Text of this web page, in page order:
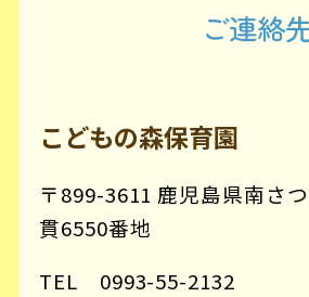
ご連絡
こどもの森保育園
〒899-3611 鹿児島県南さ
貫6550番地
TEL 0993-55-2132